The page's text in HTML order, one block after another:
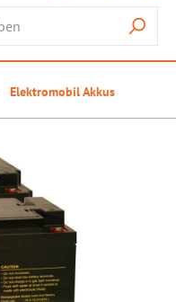
Elektromobil Akkus